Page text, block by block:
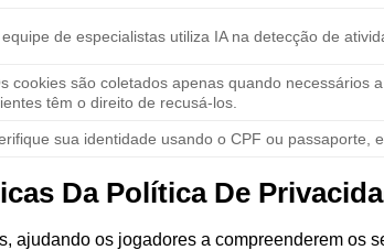
equipe de especialistas utiliza IA na detecção de
cookies são coletados apenas quando necessários
têm o direito de recusá-los.
sua identidade usando o CPF ou passaporte,
Da Política De
ajudando os jogadores a compreenderem os